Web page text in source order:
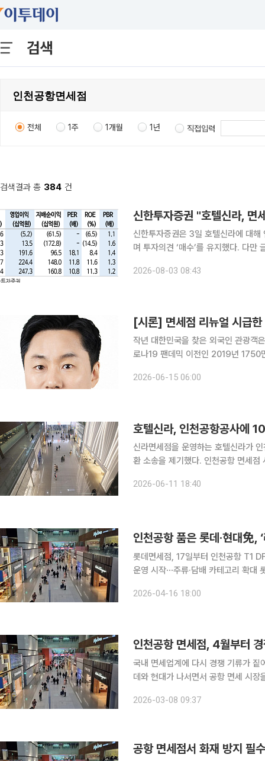
검색
전체 1주 1개월 1년 직접입력
검색결과 총 384 건
신한투자증권은 3일 호텔신라에 대
며 투자의견 ‘매수’를 유지했다. 다만
자증권 연구위원은 “호텔신라는 지난
2026-08-03 08:43
[시론] 면세점 리뉴얼 시급한
작년 대한민국을 찾은 외국인 관광
로나19 팬데믹 이전인 2019년 1750
진국 반열에 올렸지만, 성장세는 어느
2026-06-15 06:00
호텔신라, 인천공항공사에
신라면세점을 운영하는 호텔신라가
환 소송을 제기했다. 인천공항 면세점
세업계에 따르면 호텔신라는 최근 인
2026-06-11 18:40
인천공항 품은 롯데·현대免,
롯데면세점, 17일부터 인천공항 T1
운영 시작⋯주류·담배 카테고리 확대 롯데면세점과 현대면세점이 인천국제공항 면세구역 신규 사업
심으로 사업 구조가 재편되는 만큼,
2026-04-16 18:00
인천공항 면세점, 4월부터
국내 면세업계에 다시 경쟁 기류가
데와 현대가 나서면서 공항 면세 시장을 둘
에프(현대면세점)는 각각 내달 17일
2026-03-08 09:37
공항 면세점서 화재 방지 필